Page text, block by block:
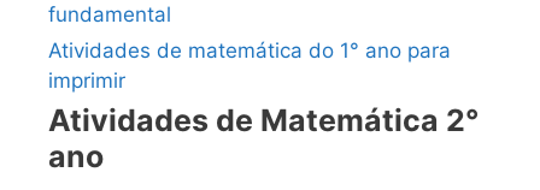
fundamental
Atividades de matemática do 1° ano para
imprimir
Atividades de Matemática 2°
ano